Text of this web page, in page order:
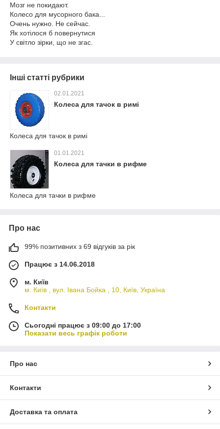
Мозг не покидают.
Колесо для мусорного бака...
Очень нужно. Не сейчас.
Як хотілося б повернутися
У світло зірки, що не згас.
Інші статті рубрики
02.01.2021
Колеса для тачок в римі
Колеса для тачок в римі
01.01.2021
Колеса для тачки в рифме
Колеса для тачки в рифме
Про нас
99% позитивних з 69 відгуків за рік
Працює з 14.06.2018
м. Київ
м. Київ , вул. Івана Бойка , 10, Київ, Україна
Контакти
Сьогодні працює з 09:00 до 17:00
Показати весь графік роботи
Про нас
Контакти
Доставка та оплата